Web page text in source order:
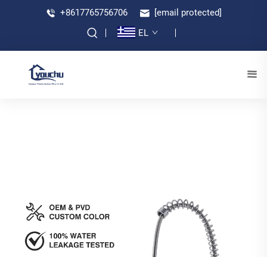
+8617765756706
[email protected]
EL